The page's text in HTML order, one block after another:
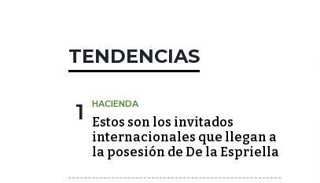
TENDENCIAS
1 HACIENDA
Estos son los invitados
internacionales que llegan a
la posesión de De la Espriella